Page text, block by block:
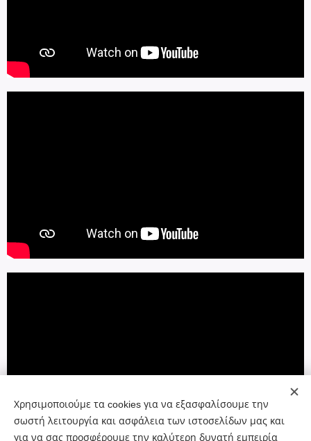
Χρησιμοποιούμε τα cookies για να εξασφαλίσουμε την
σωστή λειτουργία και ασφάλεια των ιστοσελίδων μας και
για να σας προσφέρουμε την καλύτερη δυνατή εμπειρία